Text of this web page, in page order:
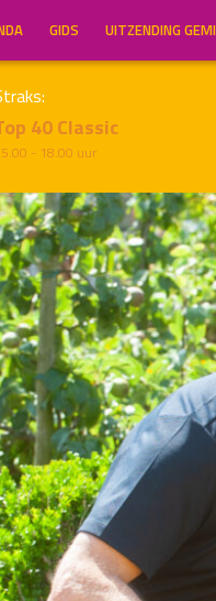
GIDS UITZENDING
40 Classic
- 18.00 uur